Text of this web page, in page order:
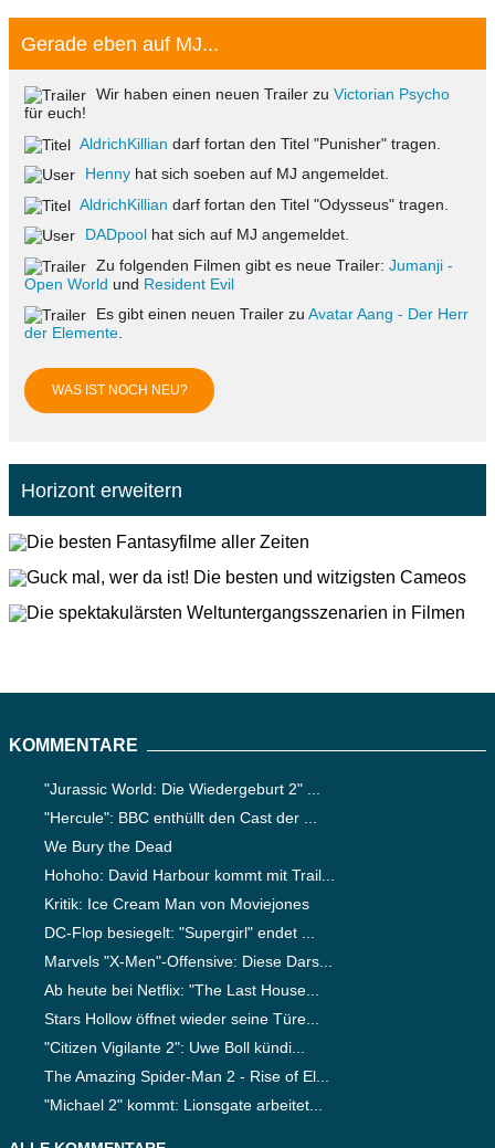
Gerade eben auf MJ...
Wir haben einen neuen Trailer zuVictorian Psycho
für euch!
AldrichKillian darf fortan den Titel "Punisher" tragen.
Henny hat sich soeben auf MJ angemeldet.
AldrichKillian darf fortan den Titel "Odysseus" tragen.
DADpool hat sich auf MJ angemeldet.
Zu folgenden Filmen gibt es neue Trailer:Jumanji -
Open World und Resident Evil
Es gibt einen neuen Trailer zuAvatar Aang - Der Herr
der Elemente.
WAS IST NOCH NEU?
Horizont erweitern
KOMMENTARE
"Jurassic World: Die Wiedergeburt 2" ...
"Hercule": BBC enthüllt den Cast der ...
We Bury the Dead
Hohoho: David Harbour kommt mit Trail...
Kritik: Ice Cream Man von Moviejones
DC-Flop besiegelt: "Supergirl" endet ...
Marvels "X-Men"-Offensive: Diese Dars...
Ab heute bei Netflix: "The Last House...
Stars Hollow öffnet wieder seine Türe...
"Citizen Vigilante 2": Uwe Boll kündi...
The Amazing Spider-Man 2 - Rise of El...
"Michael 2" kommt: Lionsgate arbeitet...